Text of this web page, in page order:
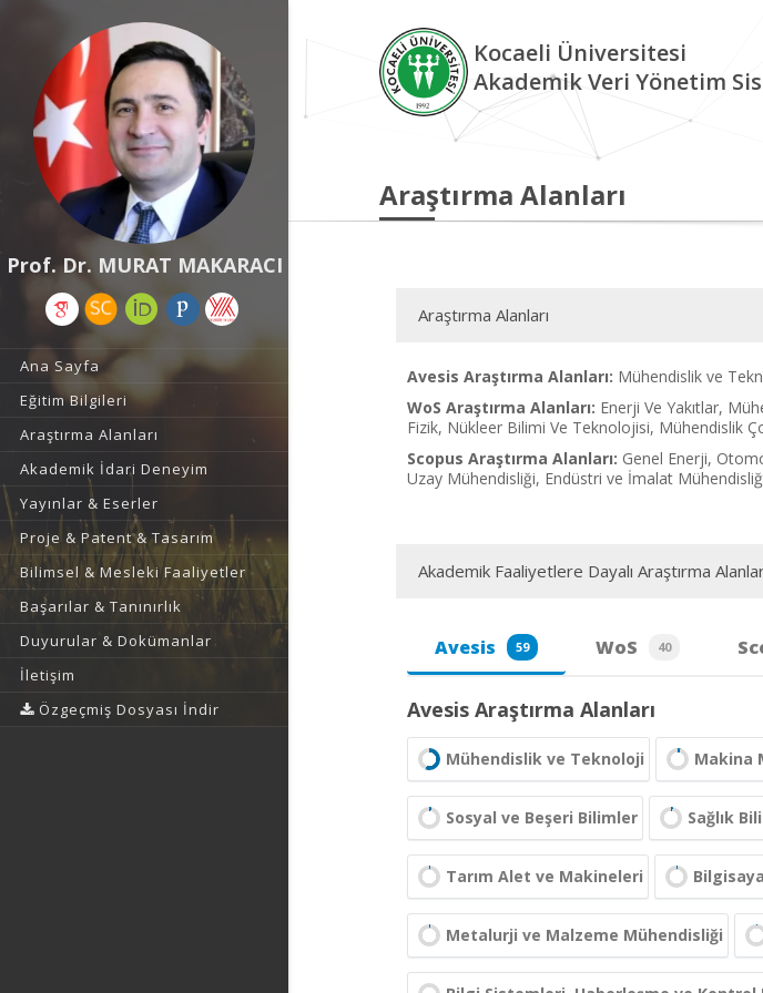
Prof. Dr. MURAT MAKARACI
Ana Sayfa
Eğitim Bilgileri
Araştırma Alanları
Akademik İdari Deneyim
Yayınlar & Eserler
Proje & Patent & Tasarım
Bilimsel & Mesleki Faaliyetler
Başarılar & Tanınırlık
Duyurular & Dokümanlar
İletişim
Özgeçmiş Dosyası İndir
Kocaeli Üniversitesi
Akademik Veri Yönetim
Araştırma Alanları
Araştırma Alanları
Avesis Araştırma Alanları: Mühendislik ve
WoS Araştırma Alanları: Enerji Ve Yakıtlar,
Fizik, Nükleer Bilimi Ve Teknolojisi, Mühendislik
Scopus Araştırma Alanları: Genel Enerji,
Uzay Mühendisliği, Endüstri ve İmalat
Akademik Faaliyetlere Dayalı Araştırma
Avesis 59 WoS 40
Avesis Araştırma Alanları
Mühendislik ve Teknoloji Makina
Sosyal ve Beşeri Bilimler Sağlık
Tarım Alet ve Makineleri
Metalurji ve Malzeme Mühendisliği